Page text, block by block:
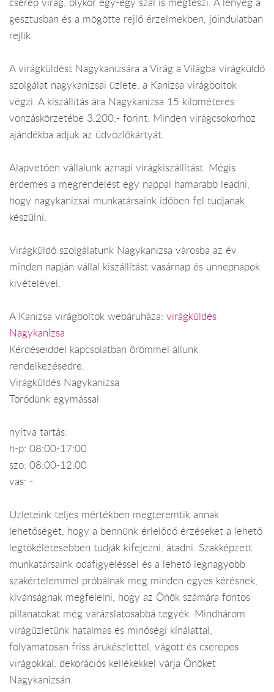
cserép virág, olykor egy-egy szál is megteszi. A lényeg a
gesztusban és a mögötte rejlő érzelmekben, jóindulatban
rejlik.
A virágküldést Nagykanizsára a Virág a Világba virágküldő
szolgálat nagykanizsai üzlete, a Kanizsa virágboltok
végzi. A kiszállítás ára Nagykanizsa 15 kilométeres
vonzáskörzetébe 3.200.- forint. Minden virágcsokorhoz
ajándékba adjuk az üdvözlőkártyát.
Alapvetően vállalunk aznapi virágkiszállítást. Mégis
érdemes a megrendelést egy nappal hamarabb leadni,
hogy nagykanizsai munkatársaink időben fel tudjanak
készülni.
Virágküldő szolgálatunk Nagykanizsa városba az év
minden napján vállal kiszállítást vasárnap és ünnepnapok
kivételével.
A Kanizsa virágboltok webáruháza: virágküldés
Nagykanizsa
Kérdéseiddel kapcsolatban örömmel állunk
rendelkezésedre.
Virágküldés Nagykanizsa
Törődünk egymással
nyitva tartás:
h-p: 08:00-17:00
szo: 08:00-12:00
vas: -
Üzleteink teljes mértékben megteremtik annak
lehetőségét, hogy a bennünk érlelődő érzéseket a lehető
legtökéletesebben tudják kifejezni, átadni. Szakképzett
munkatársaink odafigyeléssel és a lehető legnagyobb
szakértelemmel próbálnak meg minden egyes kérésnek,
kívánságnak megfelelni, hogy az Önök számára fontos
pillanatokat még varázslatosabbá tegyék. Mindhárom
virágüzletünk hatalmas és minőségi kínálattal,
folyamatosan friss árukészlettel, vágott és cserepes
virágokkal, dekorációs kellékekkel várja Önöket
Nagykanizsán.